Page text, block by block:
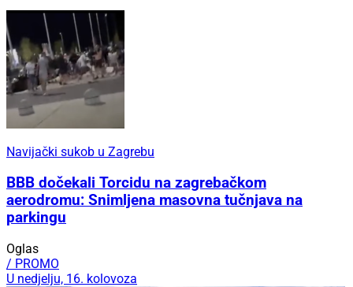
Navijački sukob u Zagrebu
BBB dočekali Torcidu na zagrebačkom
aerodromu: Snimljena masovna tučnjava na
parkingu
Oglas
/ PROMO
U nedjelju, 16. kolovoza